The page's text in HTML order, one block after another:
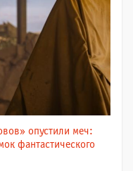
опустили меч:
фантастического